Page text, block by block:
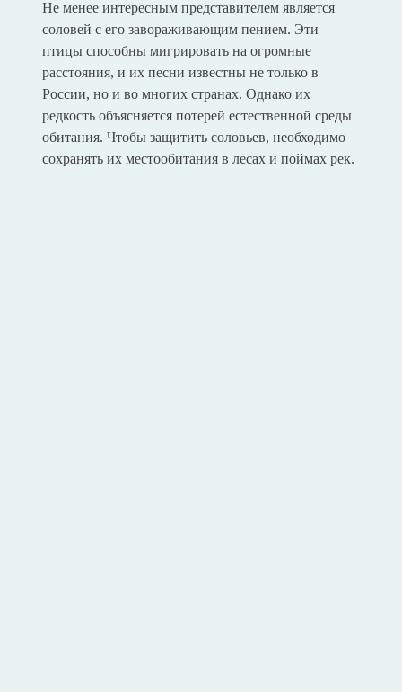
Не менее интересным представителем является
соловей с его завораживающим пением. Эти
птицы способны мигрировать на огромные
расстояния, и их песни известны не только в
России, но и во многих странах. Однако их
редкость объясняется потерей естественной среды
обитания. Чтобы защитить соловьев, необходимо
сохранять их местообитания в лесах и поймах рек.